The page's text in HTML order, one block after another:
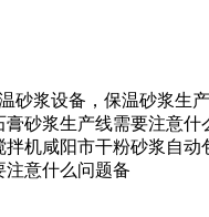
浆设备，保温砂浆生
砂浆生产线需要注意什
机咸阳市干粉砂浆自动
注意什么问题备